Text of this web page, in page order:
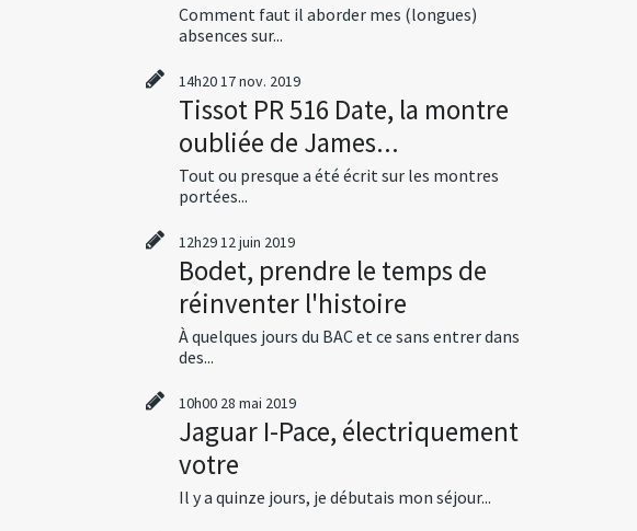
Comment faut il aborder mes (longues)
absences sur...
14h2017nov. 2019
Tissot PR 516 Date, la montre
oubliée de James...
Tout ou presque a été écrit sur les montres
portées...
12h2912juin 2019
Bodet, prendre le temps de
réinventer l'histoire
À quelques jours du BAC et ce sans entrer dans
des...
10h00 28 mai 2019
Jaguar I-Pace, électriquement
votre
Il y a quinze jours, je débutais mon séjour...